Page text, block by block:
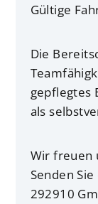
Gültige
Die
gepflegtes
als
Wir freuen
Senden
292910